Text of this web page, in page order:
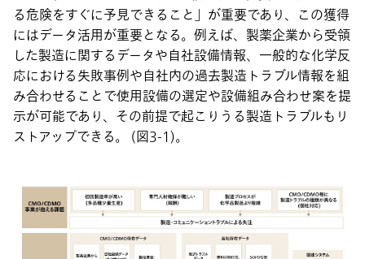
る危険をすぐに予見できること」が重要であり、この獲得
にはデータ活用が重要となる。例えば、製薬企業から受領
した製造に関するデータや自社設備情報、一般的な化学反
応における失敗事例や自社内の過去製造トラブル情報を組
み合わせることで使用設備の選定や設備組み合わせ案を提
示が可能であり、その前提で起こりうる製造トラブルもリ
ストアップできる。 (図3-1)。